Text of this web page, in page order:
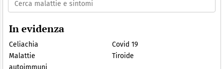
In evidenza
Celiachia
Covid 19
Malattie
autoimmuni
Tiroide